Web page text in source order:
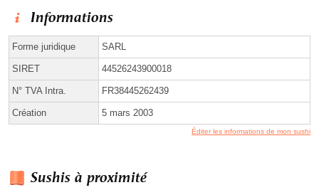
Informations
Forme juridique SARL
SIRET 44526243900018
N° TVA Intra. FR38445262439
Création 5 mars 2003
Éditer les informations de mon sushi
Sushis à proximité